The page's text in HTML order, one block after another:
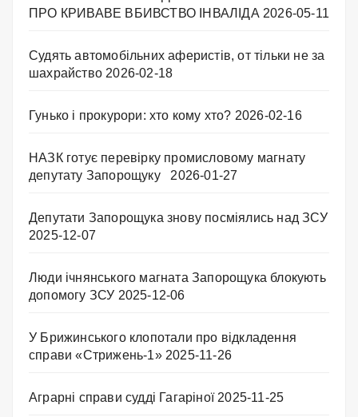
ПРО КРИВАВЕ ВБИВСТВО ІНВАЛІДА 2026-05-11
Судять автомобільних аферистів, от тільки не за
шахрайство 2026-02-18
Гунько і прокурори: хто кому хто? 2026-02-16
НАЗК готує перевірку промисловому магнату
депутату Запорощуку
2026-01-27
Депутати Запорощука знову посміялись над ЗСУ
2025-12-07
Люди ічнянського магната Запорощука блокують
допомогу ЗСУ 2025-12-06
У Брижинського клопотали про відкладення
справи «Стрижень-1» 2025-11-26
Аграрні справи судді Гагаріної 2025-11-25